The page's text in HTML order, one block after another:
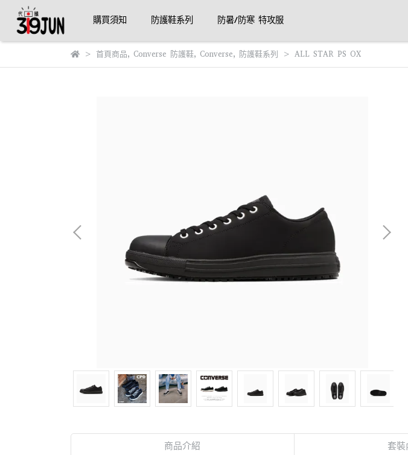
購買須知 防護鞋系列 防暑/防寒 特攻服
首頁商品, Converse 防護鞋, Converse, 防護鞋系列 ALL STAR PS OX
商品介紹 套裝